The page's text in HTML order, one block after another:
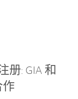
册: GIA 和
作